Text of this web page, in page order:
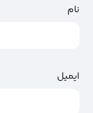
نام
ایمیل